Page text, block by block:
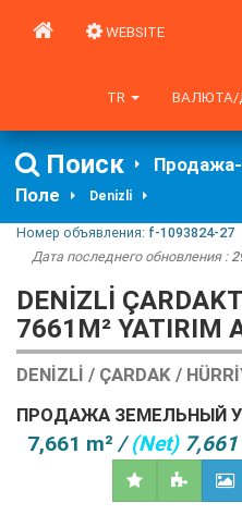
WEBSITE
ВАЛЮТА/
TR
Поиск
Поле
Denizli
Номер объявления: f-1093824-27
Дата последнего обновления :
DENIZLI
7661M² YATIRIM
DENIZLI / ÇARDAK /
ПРОДАЖА ЗЕМЕЛЬНЫЙ
7,661 m² /(Net)7,661